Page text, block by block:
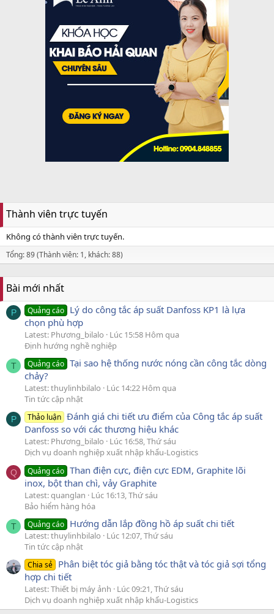
Thành viên trực tuyến
Không có thành viên trực tuyến.
Tổng: 89 (Thành viên: 1, khách: 88)
Bài mới nhất
P Quảng cáo Lý do công tắc áp suất Danfoss KP1 là lựa
chọn phù hợp
Latest: Phương_bilalo
Lúc 15:58 Hôm qua
Định hướng nghề nghiệp
T Quảng cáo Tại sao hệ thống nước nóng cần công tắc dòng
chảy?
Latest: thuylinhbilalo
Lúc 14:22 Hôm qua
Tin tức cập nhật
P Thảo luận Đánh giá chi tiết ưu điểm của Công tắc áp suất
Danfoss so với các thương hiệu khác
Latest: Phương_bilalo
Lúc 16:58, Thứ sáu
Dịch vụ doanh nghiệp xuất nhập khẩu-Logistics
Q Quảng cáo Than điện cực, điện cực EDM, Graphite lõi
inox, bột than chì, vảy Graphite
Latest: quanglan
Lúc 16:13, Thứ sáu
Bảo hiểm hàng hóa
T Quảng cáo Hướng dẫn lắp đồng hồ áp suất chi tiết
Latest: thuylinhbilalo
Lúc 12:07, Thứ sáu
Tin tức cập nhật
Chia sẻ Phân biệt tóc giả bằng tóc thật và tóc giả sợi tổng
hợp chi tiết
Latest: Thiết bị máy ảnh
Lúc 09:21, Thứ sáu
Dịch vụ doanh nghiệp xuất nhập khẩu-Logistics